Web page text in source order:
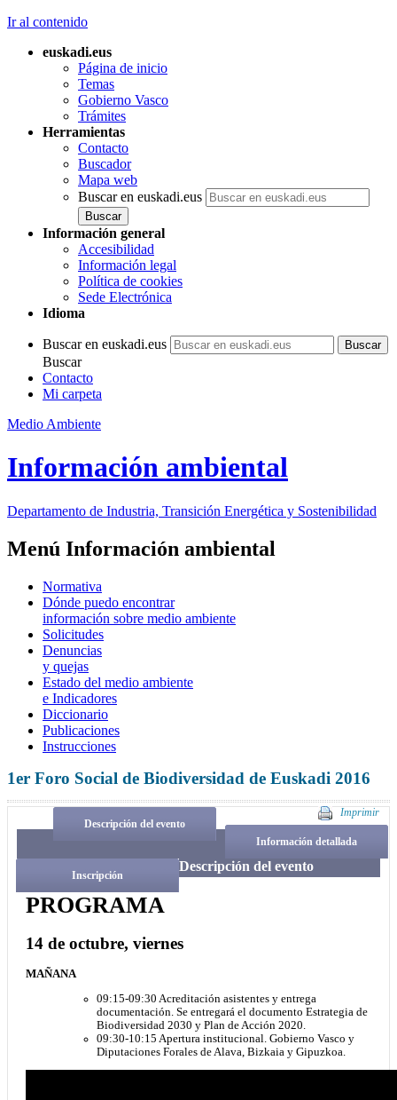
Ir al contenido
euskadi.eus
Página de inicio
Temas
Gobierno Vasco
Trámites
Herramientas
Contacto
Buscador
Mapa web
Buscar en euskadi.eus
Información general
Accesibilidad
Información legal
Política de cookies
Sede Electrónica
Idioma
Buscar en euskadi.eus
Buscar
Contacto
Mi carpeta
Medio Ambiente
Información ambiental
Departamento de Industria, Transición Energética y Sostenibilidad
Menú Información ambiental
Normativa
Dónde puedo encontrar
información sobre medio ambiente
Solicitudes
Denuncias
y quejas
Estado del medio ambiente
e Indicadores
Diccionario
Publicaciones
Instrucciones
1er Foro Social de Biodiversidad de Euskadi 2016
Imprimir
Descripción del evento
Información detallada
Inscripción
Descripción del evento
PROGRAMA
14 de octubre, viernes
MAÑANA
09:15-09:30 Acreditación asistentes y entrega
documentación. Se entregará el documento Estrategia de
Biodiversidad 2030 y Plan de Acción 2020.
09:30-10:15 Apertura institucional. Gobierno Vasco y
Diputaciones Forales de Alava, Bizkaia y Gipuzkoa.